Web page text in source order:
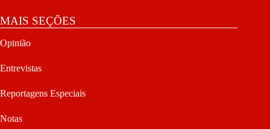
MAIS SEÇÕES
Opinião
Entrevistas
Reportagens Especiais
Notas